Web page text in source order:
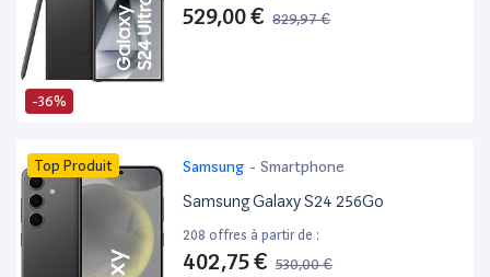
-36%
529,00 € 829,97 €
Top Produit Samsung - Smartphone
Samsung Galaxy S24 256Go
208 offres à partir de :
402,75 € 530,00 €